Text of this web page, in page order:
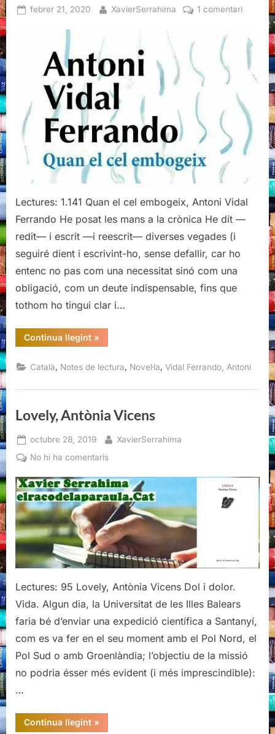
Posted
febrer 21, 2020 By
XavierSerrahima 1 comentaria
el
Antoni
Lectures: 1.141 Quan el cel embogeix, Antoni Vidal
Ferrando He posat les mans a la crònica He dit —
redit— i escrit —i reescrit— diverses vegades (i
seguiré dient i escrivint-ho, sense defallir, car ho
entenc no pas com una necessitat sinó com una
obligació, com un deute indispensable, fins que
tothom ho tingui clar i…
Continua llegint“Quan
el
embogeix,
Antoni
Ferrando”
»
Català Notes de lectura Novel·la ,Vidal Ferrando, Antoni
Lovely, Antònia Vicens
Posted
on
octubre 28, 2019 By
XavierSerrahima
No hi ha comentarisa
Antònia
Vicens
Lectures: 95 Lovely, Antònia Vicens Dol i dolor.
Vida. Algun dia, la Universitat de les Illes Balears
faria bé d’enviar una expedició científica a Santanyí,
com es va fer en el seu moment amb el Pol Nord, el
Pol Sud o amb Groenlàndia; l’objectiu de la missió
no podria ésser més evident (i més imprescindible):
…
Continua llegint“Lovely,
Antònia
»